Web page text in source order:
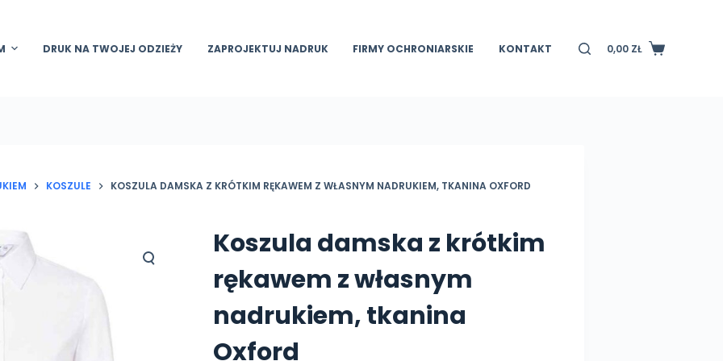
DRUK NA TWOJEJ ODZIEŻY ZAPROJEKTUJ NADRUK FIRMY OCHRONIARSKIE KONTAKT Koszyk
0,00 ZŁ
KOSZULE KOSZULA DAMSKA Z KRÓTKIM RĘKAWEM Z WŁASNYM NADRUKIEM, TKANINA OXFORD
Koszula damska z krótkim
rękawem z własnym
nadrukiem, tkanina
Oxford